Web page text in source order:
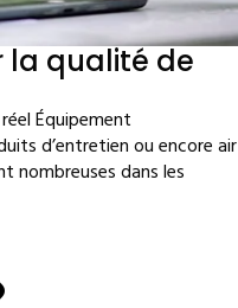
la qualité de
Équipement
d’entretien ou encore air
nombreuses dans les